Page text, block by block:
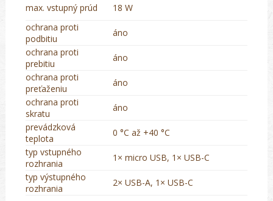
max. vstupný prúd
18 W
ochrana proti
podbitiu
áno
ochrana proti
prebitiu
áno
ochrana proti
preťaženiu
áno
ochrana proti
skratu
áno
prevádzková
teplota
0 °C až +40 °C
typ vstupného
rozhrania
1× micro USB, 1× USB-C
typ výstupného
rozhrania
2× USB-A, 1× USB-C